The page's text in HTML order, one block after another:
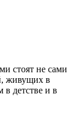
стоят не сами
живущих в
в детстве и в